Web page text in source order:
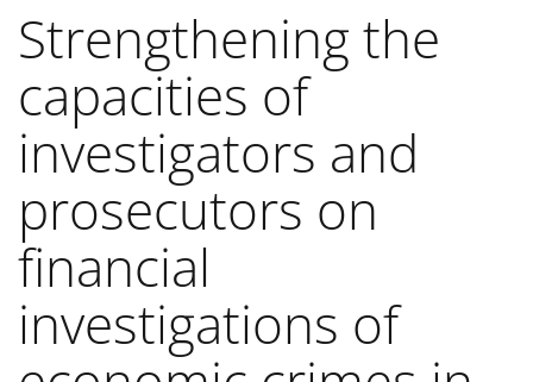
Strengthening the
capacities of
investigators and
prosecutors on
financial
investigations of